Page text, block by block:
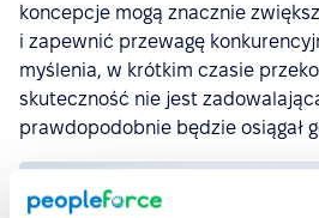
koncepcje mogą znacznie
i zapewnić przewagę
myślenia, w krótkim czasie
skuteczność nie jest
prawdopodobnie będzie osiągał